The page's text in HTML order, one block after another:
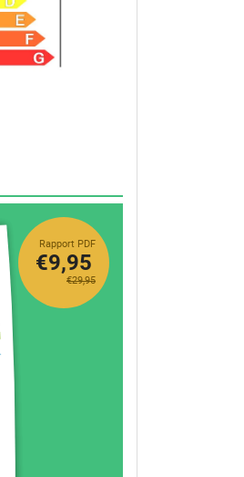
Rapport PDF
€29,95
€9,95